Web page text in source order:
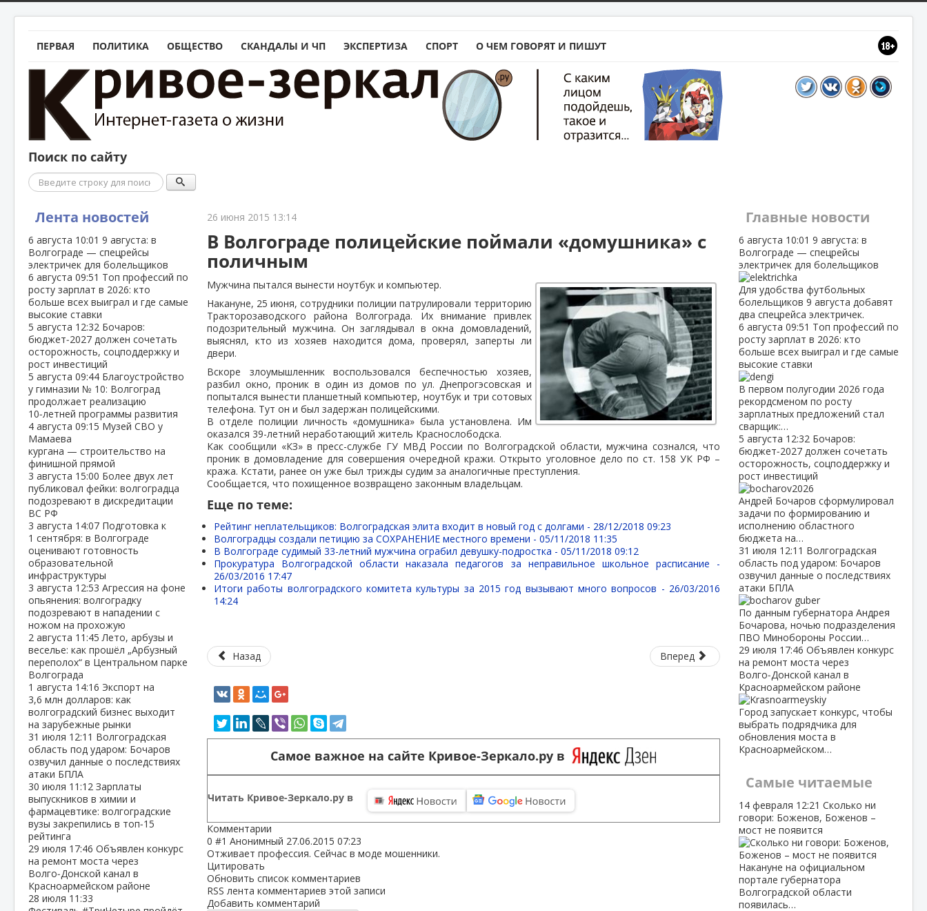
ПЕРВАЯ ПОЛИТИКА ОБЩЕСТВО СКАНДАЛЫ И ЧП ЭКСПЕРТИЗА СПОРТ О ЧЕМ ГОВОРЯТ И ПИШУТ
Поиск по сайту
Поиск
Лента новостей
6 августа 10:01 9 августа: в
Волгограде — спецрейсы
электричек для болельщиков
6 августа 09:51 Топ профессий по
росту зарплат в 2026: кто
больше всех выиграл и где самые
высокие ставки
5 августа 12:32 Бочаров:
бюджет‑2027 должен сочетать
осторожность, соцподдержку и
рост инвестиций
5 августа 09:44 Благоустройство
у гимназии № 10: Волгоград
продолжает реализацию
10‑летней программы развития
4 августа 09:15 Музей СВО у
Мамаева
кургана — строительство на
финишной прямой
3 августа 15:00 Более двух лет
публиковал фейки: волгоградца
подозревают в дискредитации
ВС РФ
3 августа 14:07 Подготовка к
1 сентября: в Волгограде
оценивают готовность
образовательной
инфраструктуры
3 августа 12:53 Агрессия на фоне
опьянения: волгоградку
подозревают в нападении с
ножом на прохожую
2 августа 11:45Лето, арбузы и
веселье: как прошёл „Арбузный
переполох“ в Центральном парке
Волгограда
1 августа 14:16 Экспорт на
3,6 млн долларов: как
волгоградский бизнес выходит
на зарубежные рынки
31 июля 12:11 Волгоградская
область под ударом: Бочаров
озвучил данные о последствиях
атаки БПЛА
30 июля 11:12 Зарплаты
выпускников в химии и
фармацевтике: волгоградские
вузы закрепились в топ‑15
рейтинга
29 июля 17:46 Объявлен конкурс
на ремонт моста через
Волго‑Донской канал в
Красноармейском районе
28 июля 11:33
26 июня 2015 13:14
В Волгограде полицейские поймали «домушника» с
поличным
Мужчина пытался вынести ноутбук и компьютер.
Накануне, 25 июня, сотрудники полиции патрулировали территорию
Тракторозаводского района Волгограда. Их внимание привлек
подозрительный мужчина. Он заглядывал в окна домовладений,
выяснял, кто из хозяев находится дома, проверял, заперты ли
двери.
Вскоре злоумышленник воспользовался беспечностью хозяев,
разбил окно, проник в один из домов по ул. Днепрогэсовская и
попытался вынести планшетный компьютер, ноутбук и три сотовых
телефона. Тут он и был задержан полицейскими.
В отделе полиции личность «домушника» была установлена. Им
оказался 39-летний неработающий житель Краснослободска.
Как сообщили «КЗ» в пресс-службе ГУ МВД России по Волгоградской области, мужчина сознался, что
проник в домовладение для совершения очередной кражи. Открыто уголовное дело по ст. 158 УК РФ –
кража. Кстати, ранее он уже был трижды судим за аналогичные преступления.
Сообщается, что похищенное возвращено законным владельцам.
Еще по теме:
Рейтинг неплательщиков: Волгоградская элита входит в новый год с долгами - 28/12/2018 09:23
Волгоградцы создали петицию за СОХРАНЕНИЕ местного времени -05/11/2018 11:35
В Волгограде судимый 33-летний мужчина ограбил девушку-подростка -05/11/2018 09:12
Прокуратура Волгоградской области наказала педагогов за неправильное школьное расписание -
26/03/2016 17:47
Итоги работы волгоградского комитета культуры за 2015 год вызывают много вопросов - 26/03/2016
14:24
Назад Вперед
Самое важное на сайте Кривое-Зеркало.ру в
Читать Кривое-Зеркало.ру в
Комментарии
0 #1 Анонимный 27.06.2015 07:23
Отживает профессия. Сейчас в моде мошенники.
Цитировать
Обновить список комментариев
RSS лента комментариев этой записи
Добавить комментарий
Главные новости
6 августа 10:01 9 августа: в
Волгограде — спецрейсы
электричек для болельщиков
Для удобства футбольных
болельщиков 9 августа добавят
два спецрейса электричек.
6 августа 09:51 Топ профессий по
росту зарплат в 2026: кто
больше всех выиграл и где самые
высокие ставки
В первом полугодии 2026 года
рекордсменом по росту
зарплатных предложений стал
сварщик:…
5 августа 12:32 Бочаров:
бюджет‑2027 должен сочетать
осторожность, соцподдержку и
рост инвестиций
Андрей Бочаров сформулировал
задачи по формированию и
исполнению областного
бюджета на…
31 июля 12:11 Волгоградская
область под ударом: Бочаров
озвучил данные о последствиях
атаки БПЛА
По данным губернатора Андрея
Бочарова, ночью подразделения
ПВО Минобороны России…
29 июля 17:46 Объявлен конкурс
на ремонт моста через
Волго‑Донской канал в
Красноармейском районе
Город запускает конкурс, чтобы
выбрать подрядчика для
обновления моста в
Красноармейском…
Самые читаемые
14 февраля 12:21 Сколько ни
говори: Боженов, Боженов –
мост не появится
Накануне на официальном
портале губернатора
Волгоградской области
появилась…